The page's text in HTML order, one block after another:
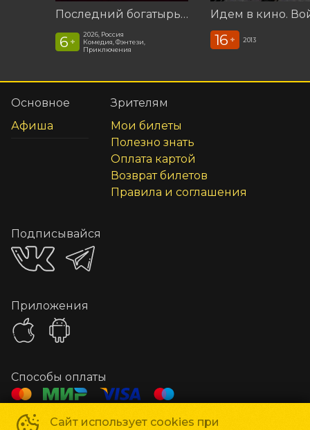
Последний богатырь. Колобок
6 +
2026, Россия
Комедия, Фэнтези,
Приключения
16 + 2013
Сайт использует cookies при
Основное
Афиша
Зрителям
Мои билеты
Полезно знать
Оплата картой
Возврат билетов
Правила и соглашения
Подписывайся
Приложения
Способы оплаты